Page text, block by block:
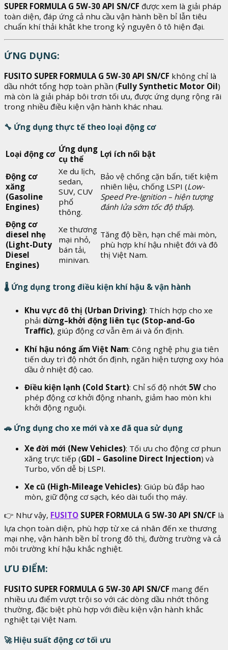
SUPER FORMULA G 5W-30 API SN/CF được xem là giải pháp
toàn diện, đáp ứng cả nhu cầu vận hành bền bỉ lẫn tiêu
chuẩn khí thải khắt khe trong kỷ nguyên ô tô hiện đại.
ỨNG DỤNG:
FUSITO SUPER FORMULA G 5W-30 API SN/CF không chỉ là
dầu nhớt tổng hợp toàn phần (Fully Synthetic Motor Oil)
mà còn là giải pháp bôi trơn tối ưu, được ứng dụng rộng rãi
trong nhiều điều kiện vận hành khác nhau.
🔧 Ứng dụng thực tế theo loại động cơ
Loại động cơ Ứng dụng
cụ thể
Lợi ích nổi bật
Động cơ
xăng
(Gasoline
Engines)
Xe du lịch,
sedan,
SUV, CUV
phổ
thông.
Bảo vệ chống cặn bẩn, tiết kiệm
nhiên liệu, chống LSPI (Low-
Speed Pre-Ignition – hiện tượng
đánh lửa sớm tốc độ thấp).
Động cơ
diesel nhẹ
(Light-Duty
Diesel
Engines)
Xe thương
mại nhỏ,
bán tải,
minivan.
Tăng độ bền, hạn chế mài mòn,
phù hợp khí hậu nhiệt đới và đô
thị Việt Nam.
🌡️ Ứng dụng trong điều kiện khí hậu & vận hành
Khu vực đô thị (Urban Driving): Thích hợp cho xe
phải dừng–khởi động liên tục (Stop-and-Go
Traffic), giúp động cơ vẫn êm ái và ổn định.
Khí hậu nóng ẩm Việt Nam: Công nghệ phụ gia tiên
tiến duy trì độ nhớt ổn định, ngăn hiện tượng oxy hóa
dầu ở nhiệt độ cao.
Điều kiện lạnh (Cold Start): Chỉ số độ nhớt 5W cho
phép động cơ khởi động nhanh, giảm hao mòn khi
khởi động nguội.
🚗 Ứng dụng cho xe mới và xe đã qua sử dụng
Xe đời mới (New Vehicles): Tối ưu cho động cơ phun
xăng trực tiếp (GDI – Gasoline Direct Injection) và
Turbo, vốn dễ bị LSPI.
Xe cũ (High-Mileage Vehicles): Giúp bù đắp hao
mòn, giữ động cơ sạch, kéo dài tuổi thọ máy.
👉 Như vậy, FUSITO SUPER FORMULA G 5W-30 API SN/CF là
lựa chọn toàn diện, phù hợp từ xe cá nhân đến xe thương
mại nhẹ, vận hành bền bỉ trong đô thị, đường trường và cả
môi trường khí hậu khắc nghiệt.
ƯU ĐIỂM:
FUSITO SUPER FORMULA G 5W-30 API SN/CF mang đến
nhiều ưu điểm vượt trội so với các dòng dầu nhớt thông
thường, đặc biệt phù hợp với điều kiện vận hành khắc
nghiệt tại Việt Nam.
🚀 Hiệu suất động cơ tối ưu